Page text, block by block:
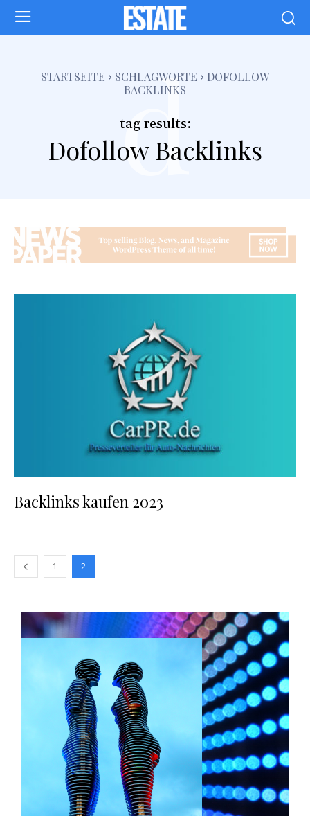
STARTSEITE SCHLAGWORTE
DOFOLLOW
BACKLINKS
tag results:
Dofollow Backlinks
d
Backlinks kaufen 2023
1 2